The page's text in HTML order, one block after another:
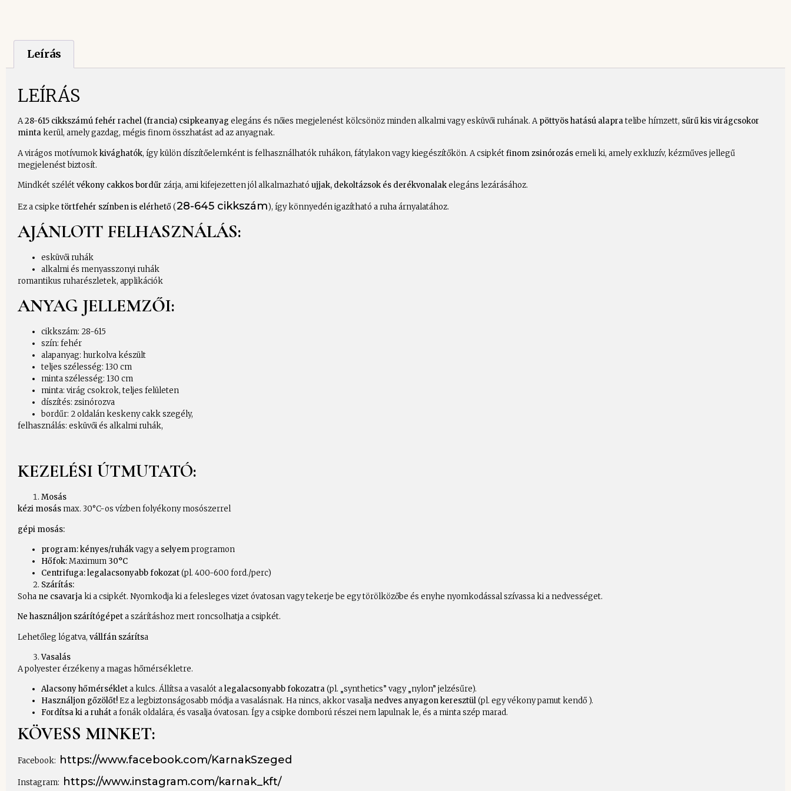
Leírás
LEÍRÁS
A28-615 cikkszámú fehér rachel (francia) csipkeanyag elegáns és nőies megjelenést kölcsönöz minden alkalmi vagy esküvői ruhának. Apöttyös hatású alapratelibe hímzett, sűrű kis virágcsokor
minta kerül, amely gazdag, mégis finom összhatást ad az anyagnak.
A virágos motívumokkivághatók, így külön díszítőelemként is felhasználhatók ruhákon, fátylakon vagy kiegészítőkön. A csipkétfinom zsinórozásemeli ki, amely exkluzív, kézműves jellegű
megjelenést biztosít.
Mindkét szélétvékony cakkos bordűr zárja, ami kifejezetten jól alkalmazható ujjak, dekoltázsok és derékvonalakelegáns lezárásához.
Ez a csipke törtfehér színben is elérhető(28-645 cikkszám), így könnyedén igazítható a ruha árnyalatához.
AJÁNLOTT FELHASZNÁLÁS:
esküvői ruhák
alkalmi és menyasszonyi ruhák
romantikus ruharészletek, applikációk
ANYAG JELLEMZŐI:
cikkszám: 28-615
szín: fehér
alapanyag: hurkolva készült
teljes szélesség: 130 cm
minta szélesség: 130 cm
minta: virág csokrok, teljes felületen
díszítés: zsinórozva
bordűr: 2 oldalán keskeny cakk szegély,
felhasználás: esküvői és alkalmi ruhák,
KEZELÉSI ÚTMUTATÓ:
Mosás
kézi mosásmax. 30°C-os vízben folyékony mosószerrel
gépi mosás:
program: kényes/ruhákvagy a selyemprogramon
Hőfok:Maximum 30°C
Centrifuga:legalacsonyabb fokozat(pl. 400-600 ford./perc)
Szárítás:
Soha ne csavarja ki a csipkét. Nyomkodja ki a felesleges vizet óvatosan vagy tekerje be egy törölközőbe és enyhe nyomkodással szívassa ki a nedvességet.
Ne használjon szárítógépeta szárításhoz mert roncsolhatja a csipkét.
Lehetőleg lógatva, vállfán szárítsa
Vasalás
A polyester érzékeny a magas hőmérsékletre.
Alacsony hőmérsékleta kulcs. Állítsa a vasalót alegalacsonyabb fokozatra(pl. „synthetics” vagy „nylon” jelzésűre).
Használjon gőzölőt!Ez a legbiztonságosabb módja a vasalásnak. Ha nincs, akkor vasalja nedves anyagon keresztül(pl. egy vékony pamut kendő ).
Fordítsa ki a ruháta fonák oldalára, és vasalja óvatosan. Így a csipke domború részei nem lapulnak le, és a minta szép marad.
KÖVESS MINKET:
Facebook: https://www.facebook.com/KarnakSzeged
Instagram: https://www.instagram.com/karnak_kft/